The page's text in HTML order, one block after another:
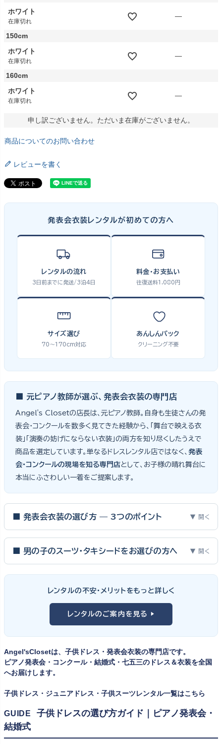
ホワイト
在庫切れ
—
150cm
ホワイト
在庫切れ
—
160cm
ホワイト
在庫切れ
—
申し訳ございません。ただいま在庫がございません。
商品についてのお問い合わせ
レビューを書く
発表会衣装レンタルが初めての方へ
レンタルの流れ
3日前までに発送/3泊4日
料金・お支払い
往復送料1,080円
サイズ選び
70〜170cm対応
あんしんパック
クリーニング不要
■ 元ピアノ教師が選ぶ、発表会衣装の専門店
Angel's Closetの店長は、元ピアノ教師。自身も生徒さんの発
表会・コンクールを数多く見てきた経験から、「舞台で映える衣
装」「演奏の妨げにならない衣装」の両方を知り尽くしたうえで
商品を選定しています。単なるドレスレンタル店ではなく、 発表
会・コンクールの現場を知る専門店として、お子様の晴れ舞台に
本当にふさわしい一着をご提案します。
■ 発表会衣装の選び方 — 3つのポイント ▼ 開く
ピアノ発表会・バイオリン発表会・コンクールの舞台は、お子様にと
って特別な一日。元ピアノ教師としての経験から、衣装選びで大切
① サイズは"ジャストフィット"を選ぶ
舞台上で最も美しく見えるのは、お子様の体にきちんと合ったサ
イズのドレス・スーツです。「大きめを買って長く着せたい」という
何よりお子様を輝かせます。レンタルなら、その時のジャストサイ
ズを遠慮なく選べるのが最大のメリット。胸囲・身丈の正しい測り
② 舞台で映える色・楽器に合うデザインを選ぶ
発表会の舞台は照明が強く、客席からは意外と色味が飛んで見え
ます。ネイビー・ブラック・深みのあるジュエルカラーはホールの照
■ 男の子のスーツ・タキシードをお選びの方へ ▼ 開く
向け、スリーピーススーツやベストスタイルは合唱・アンサンブル向
けと、シーンで使い分けるのがおすすめです。詳しくは
ツ・タキシード一覧
レンタルの不安・メリットをもっと詳しく
レンタルのご案内を見る ▶
Angel'sClosetは、子供ドレス・発表会衣装の専門店です。
ピアノ発表会・コンクール・結婚式・七五三のドレス＆衣装を全国
へお届けします。
子供ドレス・ジュニアドレス・子供スーツレンタル一覧はこちら
GUIDE
子供ドレスの選び方ガイド｜ピアノ発表会・
結婚式